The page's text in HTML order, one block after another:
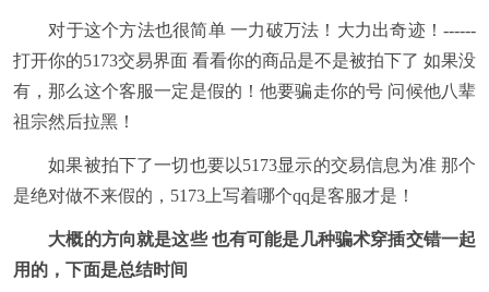
对于这个方法也很简单 一力破万法！大力出奇迹！------
打开你的5173交易界面 看看你的商品是不是被拍下了 如果没
有，那么这个客服一定是假的！他要骗走你的号 问候他八辈
祖宗然后拉黑！
如果被拍下了一切也要以5173显示的交易信息为准 那个
是绝对做不来假的，5173上写着哪个qq是客服才是！
大概的方向就是这些 也有可能是几种骗术穿插交错一起
用的，下面是总结时间